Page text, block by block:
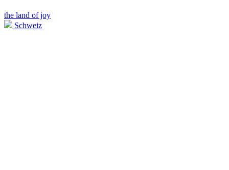
the land of joy
Schweiz